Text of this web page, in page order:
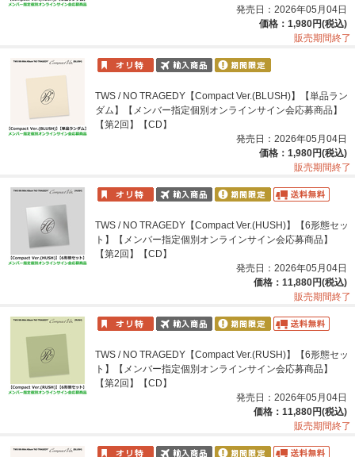
発売日：2026年05月04日
価格：1,980円(税込)
販売期間終了
TWS / NO TRAGEDY【Compact Ver.(BLUSH)】【単品ラン
ダム】【メンバー指定個別オンラインサイン会応募商品】
【第2回】【CD】
発売日：2026年05月04日
価格：1,980円(税込)
販売期間終了
TWS / NO TRAGEDY【Compact Ver.(HUSH)】【6形態セッ
ト】【メンバー指定個別オンラインサイン会応募商品】
【第2回】【CD】
発売日：2026年05月04日
価格：11,880円(税込)
販売期間終了
TWS / NO TRAGEDY【Compact Ver.(RUSH)】【6形態セッ
ト】【メンバー指定個別オンラインサイン会応募商品】
【第2回】【CD】
発売日：2026年05月04日
価格：11,880円(税込)
販売期間終了